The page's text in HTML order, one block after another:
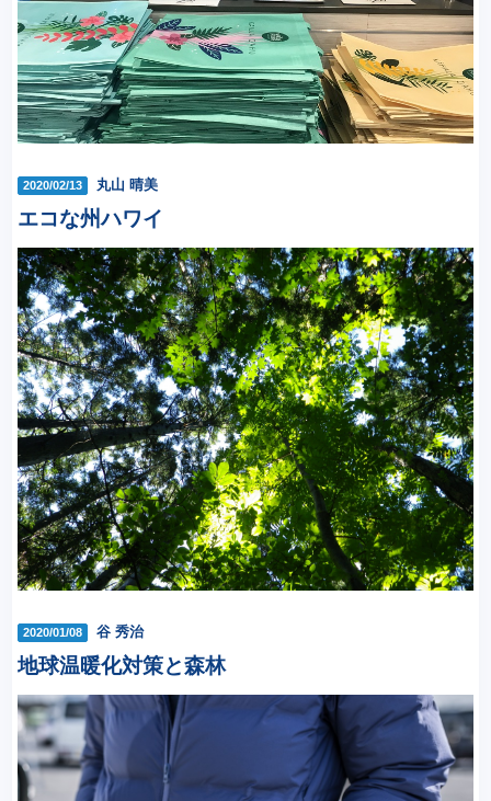
2020/02/13 丸山 晴美
エコな州ハワイ
2020/01/08 谷 秀治
地球温暖化対策と森林